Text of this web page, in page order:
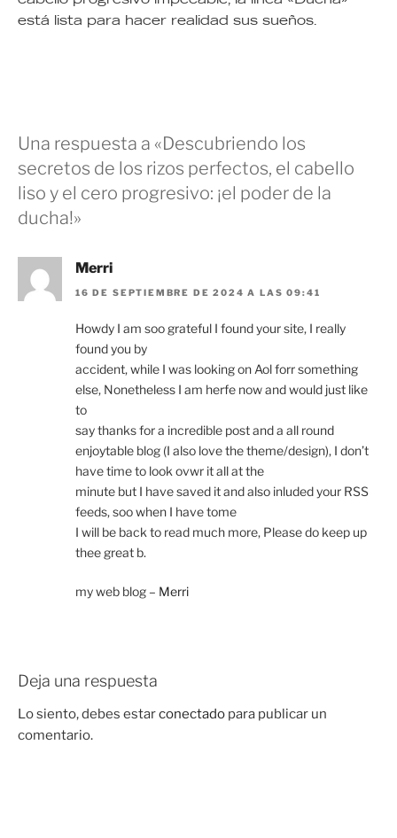
está lista para hacer realidad sus sueños.
Una respuesta a «Descubriendo los
secretos de los rizos perfectos, el cabello
liso y el cero progresivo: ¡el poder de la
ducha!»
Merri
16 DE SEPTIEMBRE DE 2024 A LAS 09:41
Howdy I am soo grateful I found your site, I really
found you by
accident, while I was looking on Aol forr something
else, Nonetheless I am herfe now and would just like
to
say thanks for a incredible post and a all round
enjoytable blog (I also love the theme/design), I don’t
have time to look ovwr it all at the
minute but I have saved it and also inluded your RSS
feeds, soo when I have tome
I will be back to read much more, Please do keep up
thee great b.
my web blog – Merri
Deja una respuesta
Lo siento, debes estarconectado para publicar un
comentario.